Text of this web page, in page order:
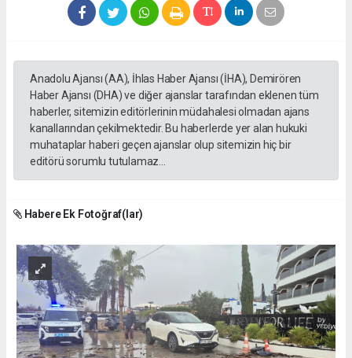
Anadolu Ajansı (AA), İhlas Haber Ajansı (İHA), Demirören
Haber Ajansı (DHA) ve diğer ajanslar tarafından eklenen tüm
haberler, sitemizin editörlerinin müdahalesi olmadan ajans
kanallarından çekilmektedir. Bu haberlerde yer alan hukuki
muhataplar haberi geçen ajanslar olup sitemizin hiç bir
editörü sorumlu tutulamaz...
Habere Ek Fotoğraf(lar)